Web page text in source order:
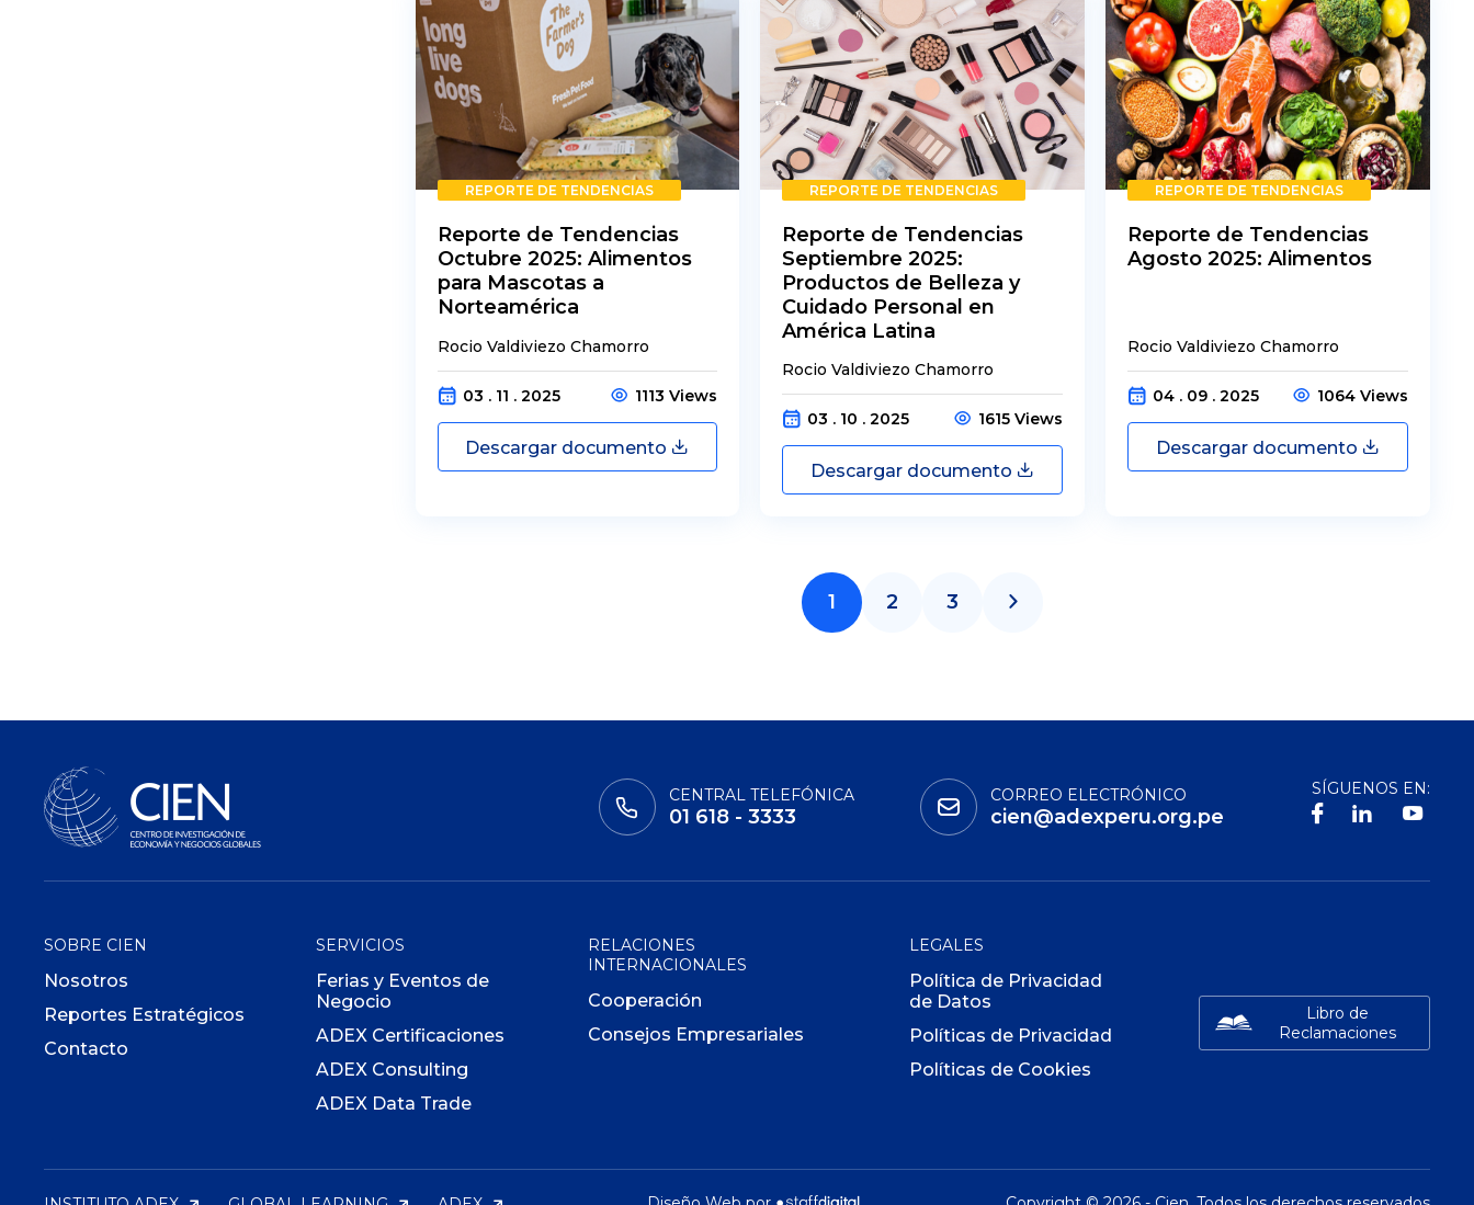
REPORTE DE TENDENCIAS
Reporte de Tendencias
Octubre 2025: Alimentos
para Mascotas a
Norteamérica
Rocio Valdiviezo Chamorro
03 . 11 . 2025 1113 Views
Descargar documento
REPORTE DE TENDENCIAS
Reporte de Tendencias
Septiembre 2025:
Productos de Belleza y
Cuidado Personal en
América Latina
Rocio Valdiviezo Chamorro
03 . 10 . 2025 1615 Views
Descargar documento
REPORTE DE TENDENCIAS
Reporte de Tendencias
Agosto 2025: Alimentos
Rocio Valdiviezo Chamorro
04 . 09 . 2025 1064 Views
Descargar documento
1 2 3
CENTRAL TELEFÓNICA
01 618 - 3333
CORREO ELECTRÓNICO
cien@adexperu.org.pe
SÍGUENOS EN:
SOBRE CIEN
Nosotros
Reportes Estratégicos
Contacto
SERVICIOS
Ferias y Eventos de
Negocio
ADEX Certificaciones
ADEX Consulting
ADEX Data Trade
RELACIONES
INTERNACIONALES
Cooperación
Consejos Empresariales
LEGALES
Política de Privacidad
de Datos
Políticas de Privacidad
Políticas de Cookies
Libro de
Reclamaciones